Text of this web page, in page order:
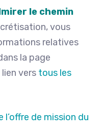
le chemin
vous
relatives
la page
vers tous les
de mission du